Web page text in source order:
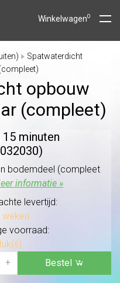
Winkelwagen0
Spatwaterdicht
opbouw
(compleet)
minuten
bodemdeel (compleet
informatie »
levertijd:
weken
voorraad:
+ Bestel